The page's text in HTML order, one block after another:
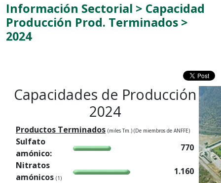
Información Sectorial > Capacidad
Producción Prod. Terminados >
2024
Capacidades de Producción
2024
Productos Terminados (miles Tm.) (De miembros de ANFFE)
Sulfato
amónico:
770
Nitratos
amónicos (1)
1.160